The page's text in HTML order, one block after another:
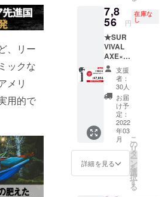
、リー
ックな
メリ
用的で
罪法第1
条第2号
禁止さ
れてい
ます。
品本体
の販売
格に対
するも
ので
す。 ----
-----------
理由な
く刃物
を携帯
する行
為は、
銃砲刀
剣類所
持等取
料無料)
↓↓↓
【20%
OFF!!!
】
↓↓↓
【超超
早割】
【¥7,66
4】(税
込・送
料無料)
-----------
----- ※税
込・送
料無料
7,8
56 円
在庫な
し
★SUR
VIVAL
AXE×１
★【超
早割】
¥7,856(
税込・
送料無
----------
一般販
売予定
価格
【¥9,58
0】(税
支援
者：
30人
お届
け予
定：
2022
年03
月
詳細を見る
こ
の
リ
タ
ー
ン
を
選
択
す
る